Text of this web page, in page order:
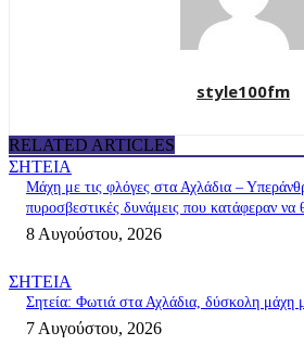
style100fm
RELATED ARTICLES
ΣΗΤΕΙΑ
Μάχη με τις φλόγες στα Αχλάδια –
πυροσβεστικές δυνάμεις που κατάφεραν να
8 Αυγούστου, 2026
ΣΗΤΕΙΑ
Σητεία: Φωτιά στα Αχλάδια, δύσκολη μάχη
7 Αυγούστου, 2026